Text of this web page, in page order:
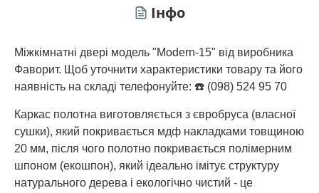
Інфо
Міжкімнатні двері модель "Modern-15" від виробника
Фаворит. Щоб уточнити характеристики товару та його
наявність на складі телефонуйте: ☎️ (098) 524 95 70
Каркас полотна виготовляється з євробруса (власної
сушки), який покривається мдф накладками товщиною
20 мм, після чого полотно покривається полімерним
шпоном (екошпон), який ідеально імітує структуру
натурального дерева і екологічно чистий - це